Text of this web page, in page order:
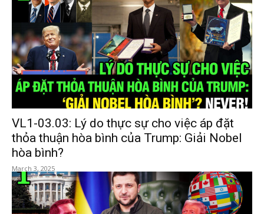
VL1-03.03: Lý do thực sự cho việc áp đặt
thỏa thuận hòa bình của Trump: Giải Nobel
hòa bình?
March 3, 2025